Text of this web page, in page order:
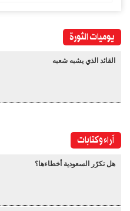
يوميات الثورة
القائد الذي يشبه شعبه
آراء وكتابات
هل تكرّر السعودية أخطاءها؟